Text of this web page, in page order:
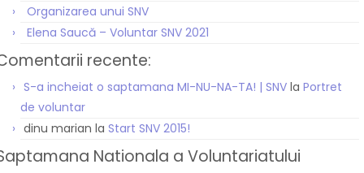
Organizarea unui SNV
Elena Saucă – Voluntar SNV 2021
recente:
S-a incheiat o saptamana MI-NU-NA-TA! | SNV la Portret
de voluntar
dinu marian la Start SNV 2015!
Nationala a Voluntariatului